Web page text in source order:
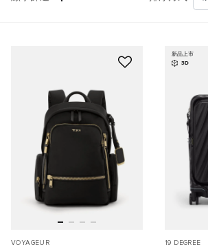
VOYAGEUR
新品上市
3D
19 DEGREE